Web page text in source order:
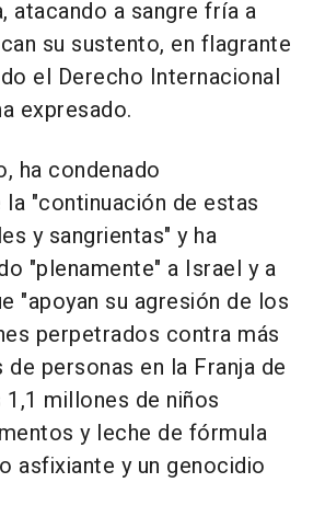
atacando a sangre fría a
su sustento, en flagrante
el Derecho Internacional
expresado.
ha condenado
"continuación de estas
y sangrientas" y ha
"plenamente" a Israel y a
"apoyan su agresión de los
perpetrados contra más
personas en la Franja de
1,1 millones de niños
y leche de fórmula
asfixiante y un genocidio